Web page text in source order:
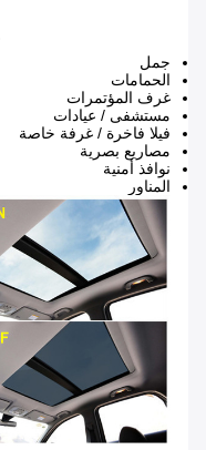
جمل
الحمامات
غرف المؤتمرات
مستشفى / عيادات
فيلا فاخرة / غرفة خاصة
مصاريع بصرية
نوافذ أمنية
المناور